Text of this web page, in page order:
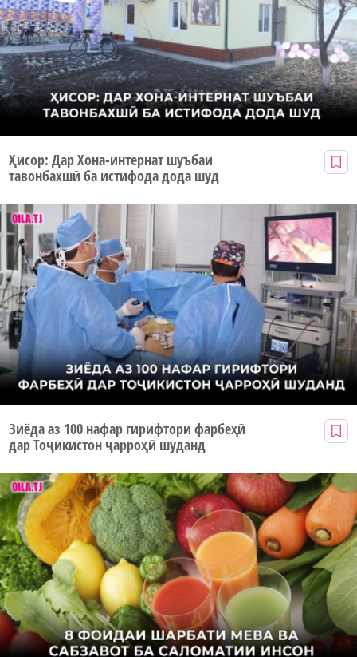
Ҳисор: Дар Хона-интернат шуъбаи
тавонбахшӣ ба истифода дода шуд
Зиёда аз 100 нафар гирифтори фарбеҳӣ
дар Тоҷикистон ҷарроҳӣ шуданд